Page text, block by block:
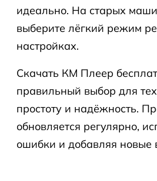
идеально. На старых
выберите лёгкий режим
настройках.
Скачать КМ Плеер
правильный выбор для
простоту и надёжность.
обновляется регулярно,
ошибки и добавляя новые